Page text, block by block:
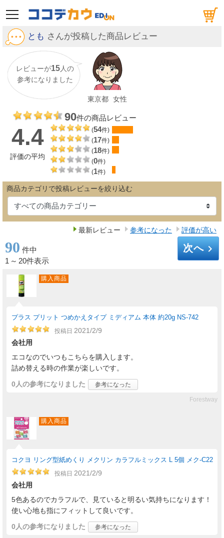
メニュー
とも さんが投稿した商品レビュー
レビューが15人の
参考になりました
東京都 女性
90件の商品レビュー
4.4
評価の平均
(54件)
(17件)
(18件)
(0件)
(1件)
商品カテゴリで投稿レビューを絞り込む
最新レビュー 参考になった 評価が高い
90 件中
1 ～ 20件表示
次へkeyboard_arrow_right
購入商品
プラス プリット つめかえタイプ ミディアム 本体 約20g NS-742
投稿日 2021/2/9
会社用
エコなのでいつもこちらを購入します。
詰め替える時の作業が楽しいです。
0人の参考になりました 参考になった
Forestway
購入商品
コクヨ リング型紙めくり メクリン カラフルミックス L 5個 メク-C22
投稿日 2021/2/9
会社用
5色あるのでカラフルで、見ていると明るい気持ちになります！
使い心地も指にフィットして良いです。
0人の参考になりました 参考になった